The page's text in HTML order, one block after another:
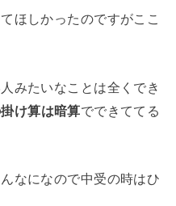
ほしかったのですがここ
みたいなことは全くでき
け算は暗算でできててる
なになので中受の時はひ